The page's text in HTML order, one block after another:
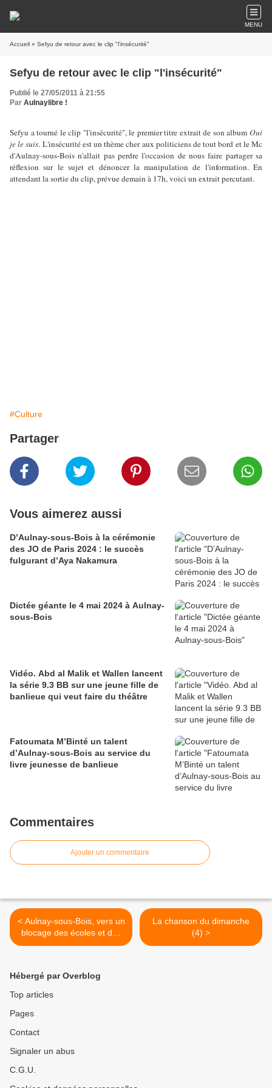
MENU
Accueil » Sefyu de retour avec le clip "l'insécurité"
Sefyu de retour avec le clip "l'insécurité"
Publié le 27/05/2011 à 21:55
Par Aulnaylibre !
Sefyu a tourné le clip "l'insécurité", le premier titre extrait de son album Oui
je le suis. L'insécurité est un thème cher aux politiciens de tout bord et le Mc
d'Aulnay-sous-Bois n'allait pas perdre l'occasion de nous faire partager sa
réflexion sur le sujet et dénoncer la manipulation de l'information. En
attendant la sortie du clip, prévue demain à 17h, voici un extrait percutant.
#Culture
Partager
Vous aimerez aussi
D’Aulnay-sous-Bois à la cérémonie
des JO de Paris 2024 : le succès
fulgurant d’Aya Nakamura
Dictée géante le 4 mai 2024 à Aulnay-
sous-Bois
Vidéo. Abd al Malik et Wallen lancent
la série 9.3 BB sur une jeune fille de
banlieue qui veut faire du théâtre
Fatoumata M’Binté un talent
d’Aulnay-sous-Bois au service du
livre jeunesse de banlieue
Commentaires
Ajouter un commentaire
< Aulnay-sous-Bois, vers un
blocage des écoles et des
inspections le mercredi 1er
La chanson du dimanche
(4) >
Hébergé par Overblog
Top articles
Pages
Contact
Signaler un abus
C.G.U.